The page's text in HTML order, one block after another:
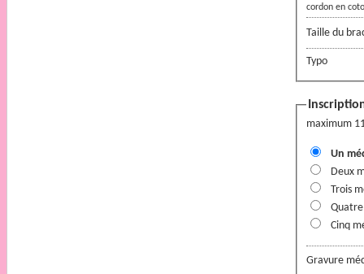
cordon en
Taille du
Typo
maximum
Un
Deux
Trois
Cinq
Gravure